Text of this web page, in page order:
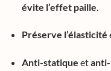
évite l’effet paille.
Préserve l’élasticité
Anti-statique etanti-